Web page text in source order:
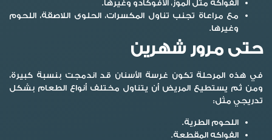
الفواكه مثل الموز، الأفوكادو وغيرها.
مع مراعاة تجنب تناول المكسرات، الحلوى اللاصقة، اللحوم
وغيرها.
حتى مرور شهرين
في هذه المرحلة تكون غرسة الأسنان قد اندمجت بنسبة كبيرة،
ومن ثم يستطيع المريض أن يتناول مختلف أنواع الطعام بشكل
تدريجي مثل:
اللحوم الطرية.
الفواكه المقطعة.